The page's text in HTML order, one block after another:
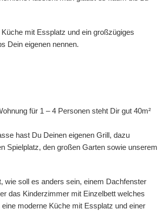
mit Essplatz und ein großzügiges
Dein eigenen nennen.
für 1 – 4 Personen steht Dir gut 40m²
hast Du Deinen eigenen Grill, dazu
Spielplatz, den großen Garten sowie unserem
soll es anders sein, einem Dachfenster
das Kinderzimmer mit Einzelbett welches
moderne Küche mit Essplatz und einer